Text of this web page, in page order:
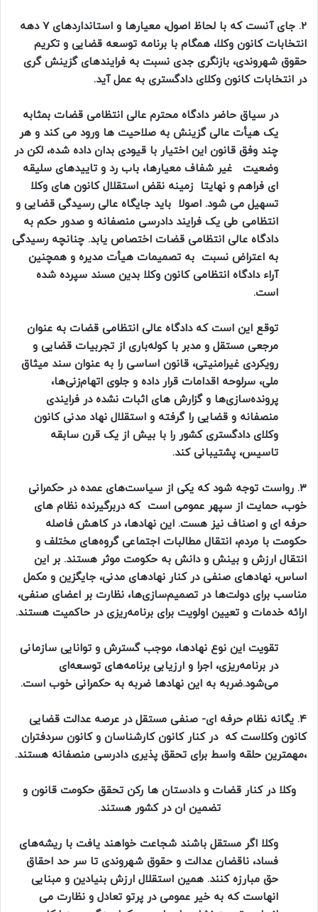
۲. جای آنست که با لحاظ اصول، معیارها و استانداردهای 7 دهه
انتخابات کانون وکلا، همگام با برنامه توسعه قضایی و تکریم
حقوق شهروندی، بازنگری جدی نسبت به فرایندهای گزینش گری
در انتخابات کانون وکلای دادگستری به عمل آید.
در سیاق حاضر دادگاه محترم عالی انتظامی قضات بمثابه
یک هیأت عالی گزینش به صلاحیت ها ورود می کند و هر
چند وفق قانون این اختیار با قیودی بدان داده شده، لکن در
وضعیت غیر شفاف معیارها، باب رد و تایید‌های سلیقه
ای فراهم و نهایتا زمینه نقض استقلال کانون های وکلا
تسهیل می شود. اصولا باید جایگاه عالی رسیدگی قضایی و
انتظامی طی یک فرایند دادرسی منصفانه و صدور حکم به
دادگاه عالی انتظامی قضات اختصاص یابد. چنانچه رسیدگی
به اعتراض نسبت به تصمیمات هیأت مدیره و همچنین
آراء دادگاه انتظامی کانون وکلا بدین مسند سپرده شده
است.
توقع این است که دادگاه عالی انتظامی قضات به عنوان
مرجعی مستقل و مدبر با کوله‌باری از تجربیات قضایی و
رویکردی غیرامنیتی، قانون اساسی را به عنوان سند میثاق
ملی، سرلوحه اقدامات قرار داده و جلوی اتهام‌زنی‌ها،
پرونده‌سازی‌ها و گزارش های اثبات نشده در فرایندی
منصفانه و قضایی را گرفته و استقلال نهاد مدنی کانون
وکلای دادگستری کشور را با بیش از یک قرن سابقه
تاسیس، پشتیبانی کند.
۳. رواست توجه شود که یکی از سیاست‌های عمده در حکمرانی
خوب، حمایت از سپهر عمومی است که دربرگیرنده‌ نظام های
حرفه ای و اصناف نیز هست. این نهادها، در کاهش فاصله‌
حکومت با مردم، انتقال مطالبات اجتماعی گروه‌های مختلف و
انتقال ارزش و بینش و دانش به حکومت موثر هستند. بر این
اساس، نهادهای صنفی در کنار نهادهای مدنی، جایگزین و مکمل
مناسب برای دولت‌ها در تصمیم‌سازی‌ها، نظارت بر اعضای صنفی،
ارائه‌ خدمات و تعیین اولویت برای برنامه‌ریزی در حاکمیت هستند.
تقویت این نوع نهادها، موجب گسترش و توانایی سازمانی
در برنامه‌ریزی، اجرا و ارزیابی برنامه‌های توسعه‌ای
می‌شود.ضربه به این نهادها ضربه به حکمرانی خوب است.
۴. یگانه نظام حرفه ای- صنفی مستقل در عرصه عدالت قضایی
کانون وکلاست که در کنار کانون کارشناسان و کانون سردفتران
،مهمترین حلقه واسط برای تحقق پذیری دادرسی منصفانه هستند.
وکلا در کنار قضات و دادستان ها رکن تحقق حکومت قانون و
تضمین ان در کشور هستند.
وکلا اگر مستقل باشند شجاعت خواهند یافت با ریشه‌های
فساد، ناقضان عدالت و حقوق شهروندی تا سر حد احقاق
حق مبارزه کنند. همین استقلال ارزش بنیادین و مبنایی
انهاست که به خیر عمومی در پرتو تعادل و نظارت می